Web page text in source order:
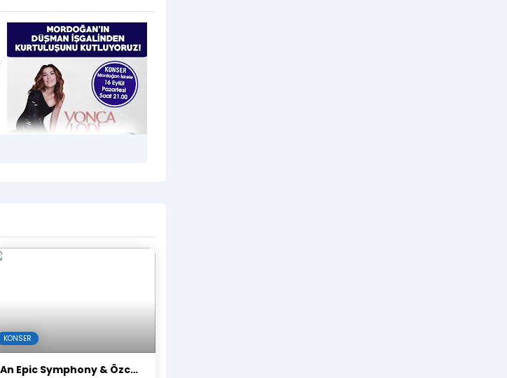
KONSER
An Epic Symphony & Özcan Deniz